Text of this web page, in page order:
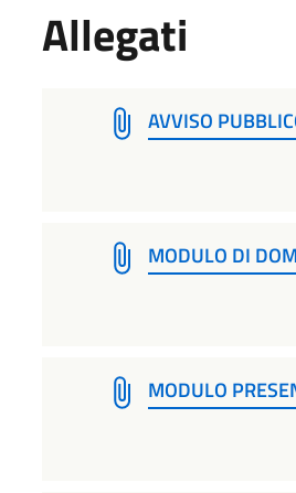
Allegati
AVVISO
MODULO DI
MODULO